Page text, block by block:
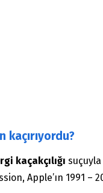
kaçakçılığı
Apple’ın 1991 –